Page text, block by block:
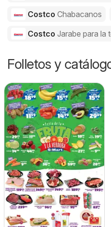
Costco Chabacanos
Costco Jarabe para la
Folletos y